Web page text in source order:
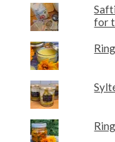
for